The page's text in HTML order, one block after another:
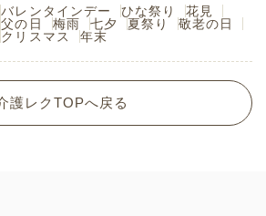
バレンタインデー ひな祭り
花見
父の日 梅雨 七夕 夏祭り
敬老の日
クリスマス 年末
護レクTOPへ戻る